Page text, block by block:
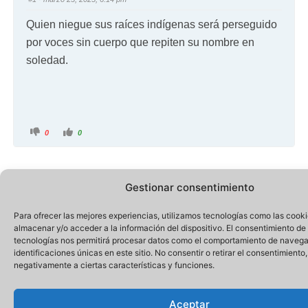
Gestionar consentimiento
Para ofrecer las mejores experiencias, utilizamos tecnologías como las
almacenar y/o acceder a la información del dispositivo. El consentimiento de
tecnologías nos permitirá procesar datos como el comportamiento de
identificaciones únicas en este sitio. No consentir o retirar el
negativamente a ciertas características y funciones.
Aceptar
Quien niegue sus raíces indígenas será perseguido
por voces sin cuerpo que repiten su nombre en
soledad.
0 0